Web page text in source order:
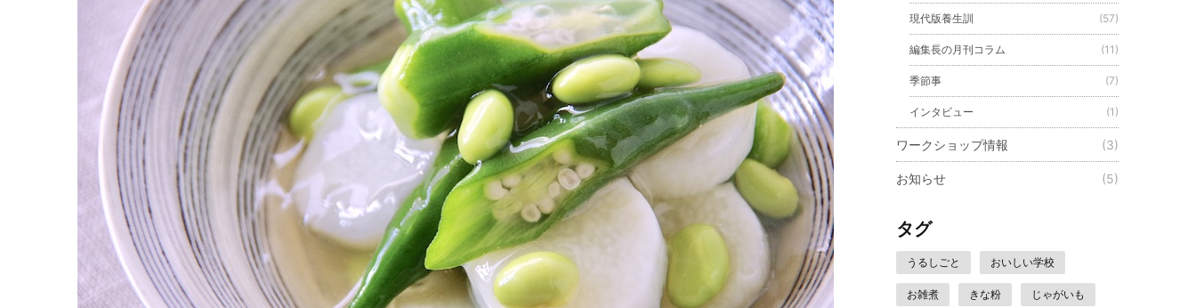
現代版養生訓 (57)
編集長の月刊コラム (11)
季節事 (7)
インタビュー (1)
ワークショップ情報 (3)
お知らせ (5)
タグ
うるしごと おいしい学校
お雑煮 きな粉 じゃがいも